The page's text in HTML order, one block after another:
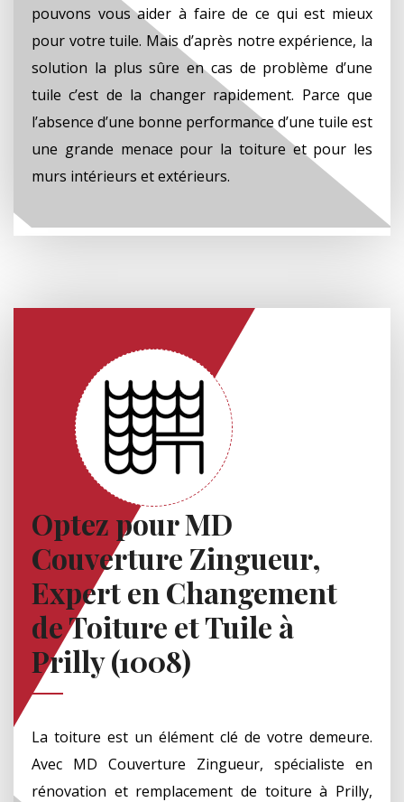
pouvons vous aider à faire de ce qui est mieux
pour votre tuile. Mais d’après notre expérience, la
solution la plus sûre en cas de problème d’une
tuile c’est de la changer rapidement. Parce que
l’absence d’une bonne performance d’une tuile est
une grande menace pour la toiture et pour les
murs intérieurs et extérieurs.
Optez pour MD
Couverture Zingueur,
Expert en Changement
de Toiture et Tuile à
Prilly (1008)
La toiture est un élément clé de votre demeure.
Avec MD Couverture Zingueur, spécialiste en
rénovation et remplacement de toiture à Prilly,